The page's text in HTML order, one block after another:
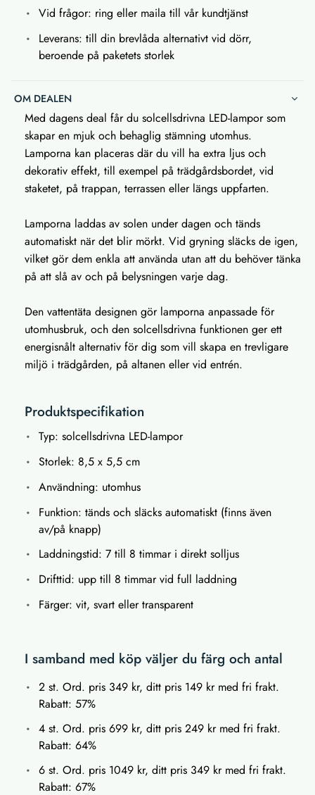
Vid frågor: ring eller maila till vår kundtjänst
Leverans: till din brevlåda alternativt vid dörr,
beroende på paketets storlek
OM DEALEN
Med dagens deal får du solcellsdrivna LED-lampor som
skapar en mjuk och behaglig stämning utomhus.
Lamporna kan placeras där du vill ha extra ljus och
dekorativ effekt, till exempel på trädgårdsbordet, vid
staketet, på trappan, terrassen eller längs uppfarten.
Lamporna laddas av solen under dagen och tänds
automatiskt när det blir mörkt. Vid gryning släcks de igen,
vilket gör dem enkla att använda utan att du behöver tänka
på att slå av och på belysningen varje dag.
Den vattentäta designen gör lamporna anpassade för
utomhusbruk, och den solcellsdrivna funktionen ger ett
energisnålt alternativ för dig som vill skapa en trevligare
miljö i trädgården, på altanen eller vid entrén.
Produktspecifikation
Typ: solcellsdrivna LED-lampor
Storlek: 8,5 x 5,5 cm
Användning: utomhus
Funktion: tänds och släcks automatiskt (finns även
av/på knapp)
Laddningstid: 7 till 8 timmar i direkt solljus
Drifttid: upp till 8 timmar vid full laddning
Färger: vit, svart eller transparent
I samband med köp väljer du färg och antal
2 st. Ord. pris 349 kr, ditt pris 149 kr med fri frakt.
Rabatt: 57%
4 st. Ord. pris 699 kr, ditt pris 249 kr med fri frakt.
Rabatt: 64%
6 st. Ord. pris 1049 kr, ditt pris 349 kr med fri frakt.
Rabatt: 67%